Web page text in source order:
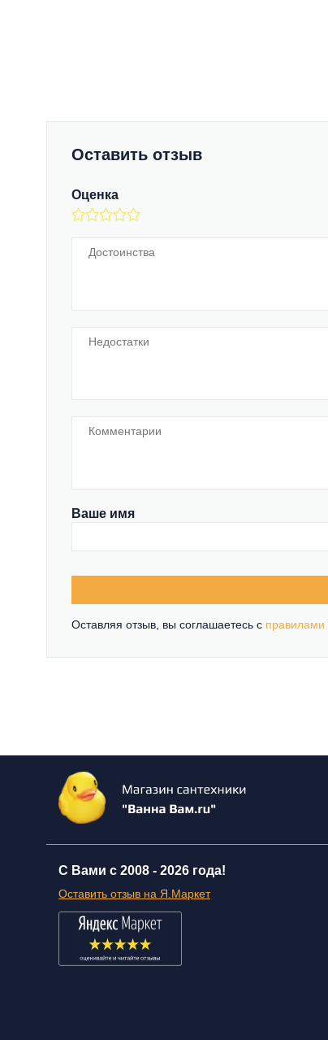
Оставить отзыв
Оценка
Ваше имя
Оставляя отзыв, вы соглашаетесь c правилами
С Вами с 2008 - 2026 года!
Оставить отзыв на Я.Маркет